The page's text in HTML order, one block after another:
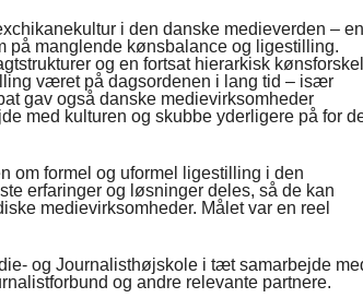
i den danske medieverden – en
på manglende kønsbalance og ligestilling.
og en fortsat hierarkisk
været på dagsordenen i lang tid – især
gav også danske medievirksomheder
med kulturen og skubbe yderligere på for
om formel og uformel ligestilling i den
erfaringer og løsninger deles, så de kan
medievirksomheder. Målet var en reel
og Journalisthøjskole i tæt samarbejde
og andre relevante partnere.